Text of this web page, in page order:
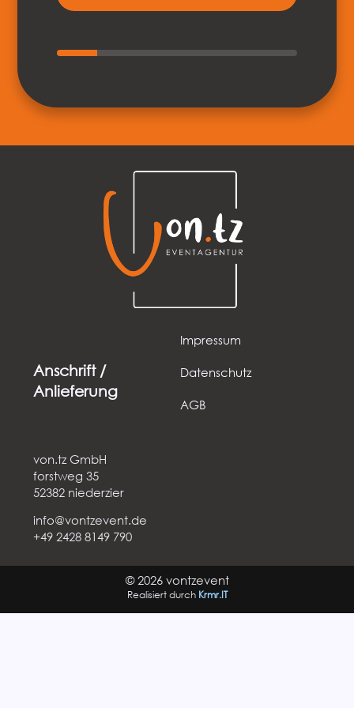
PLZ* Stadt*
Anschrift /
Anlieferung
von.tz GmbH
forstweg 35
52382 niederzier
info@vontzevent.de
+49 2428 8149 790
Impressum
Datenschutz
AGB
© 2026 vontzevent
Realisiert durch Krmr.IT